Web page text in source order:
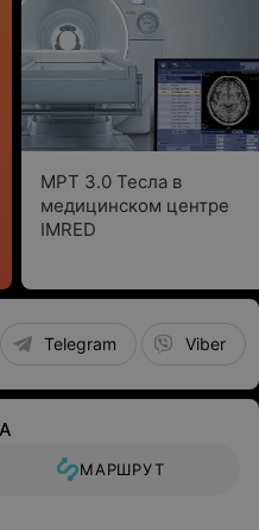
МРТ 3.0 Тесла в
медицинском центре
IMRED
Telegram Viber
МАРШРУТ